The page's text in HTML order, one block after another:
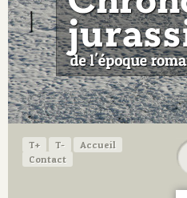
T+ T-
Accueil
Contact